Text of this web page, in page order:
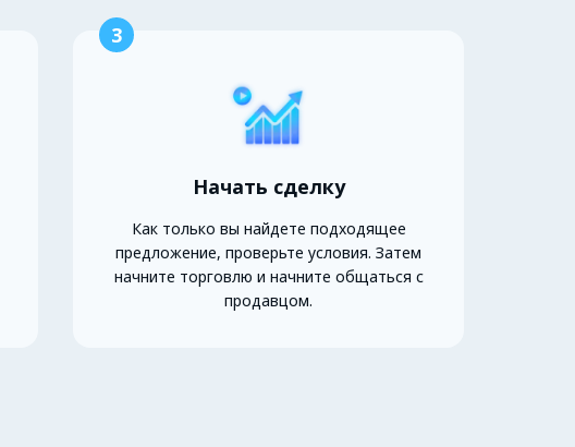
3
Начать сделку
Как только вы найдете подходящее
предложение, проверьте условия. Затем
начните торговлю и начните общаться с
продавцом.